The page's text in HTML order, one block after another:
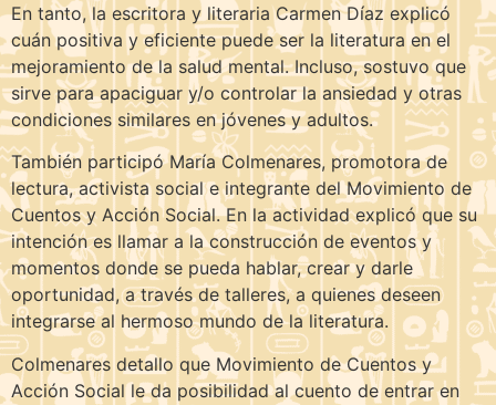
En tanto, la escritora y literaria Carmen Díaz explicó
cuán positiva y eficiente puede ser la literatura en el
mejoramiento de la salud mental. Incluso, sostuvo que
sirve para apaciguar y/o controlar la ansiedad y otras
condiciones similares en jóvenes y adultos.
También participó María Colmenares, promotora de
lectura, activista social e integrante del Movimiento de
Cuentos y Acción Social. En la actividad explicó que su
intención es llamar a la construcción de eventos y
momentos donde se pueda hablar, crear y darle
oportunidad, a través de talleres, a quienes deseen
integrarse al hermoso mundo de la literatura.
Colmenares detallo que Movimiento de Cuentos y
Acción Social le da posibilidad al cuento de entrar en